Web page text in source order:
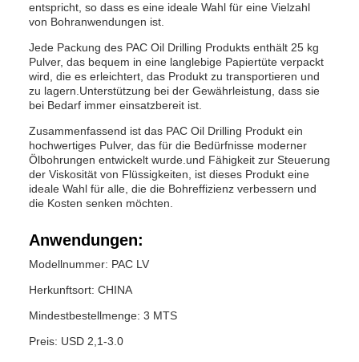
entspricht, so dass es eine ideale Wahl für eine Vielzahl
von Bohranwendungen ist.
Jede Packung des PAC Oil Drilling Produkts enthält 25 kg
Pulver, das bequem in eine langlebige Papiertüte verpackt
wird, die es erleichtert, das Produkt zu transportieren und
zu lagern.Unterstützung bei der Gewährleistung, dass sie
bei Bedarf immer einsatzbereit ist.
Zusammenfassend ist das PAC Oil Drilling Produkt ein
hochwertiges Pulver, das für die Bedürfnisse moderner
Ölbohrungen entwickelt wurde.und Fähigkeit zur Steuerung
der Viskosität von Flüssigkeiten, ist dieses Produkt eine
ideale Wahl für alle, die die Bohreffizienz verbessern und
die Kosten senken möchten.
Anwendungen:
Modellnummer: PAC LV
Herkunftsort: CHINA
Mindestbestellmenge: 3 MTS
Preis: USD 2,1-3.0